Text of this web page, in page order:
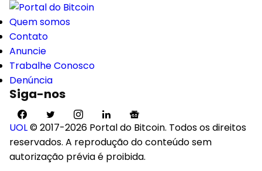
Quem somos
Contato
Anuncie
Trabalhe Conosco
Denúncia
Siga-nos
UOL© 2017-2026 Portal do Bitcoin. Todos os direitos
reservados. A reprodução do conteúdo sem
autorização prévia é proibida.